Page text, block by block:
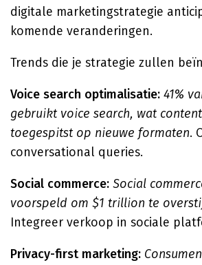
digitale marketingstrategie
komende veranderingen.
Trends die je strategie zullen
Voice search optimalisatie: 41%
gebruikt voice search, wat
toegespitst op nieuwe formaten.
conversational queries.
Social commerce: Social
voorspeld om $1 trillion te
Integreer verkoop in sociale
Privacy-first marketing: